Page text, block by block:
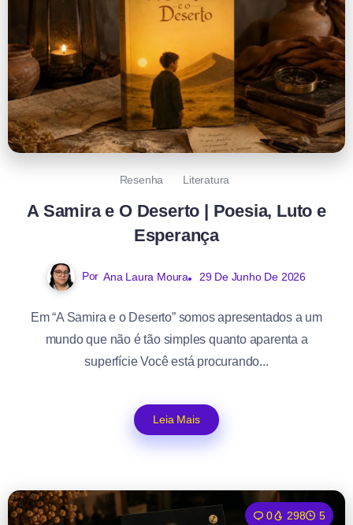
Resenha Literatura
A Samira e O Deserto | Poesia, Luto e
Esperança
Por Ana Laura Moura 29 De Junho De 2026
Em “A Samira e o Deserto” somos apresentados a um
mundo que não é tão simples quanto aparenta a
superfície Você está procurando...
Leia Mais
0 298 5